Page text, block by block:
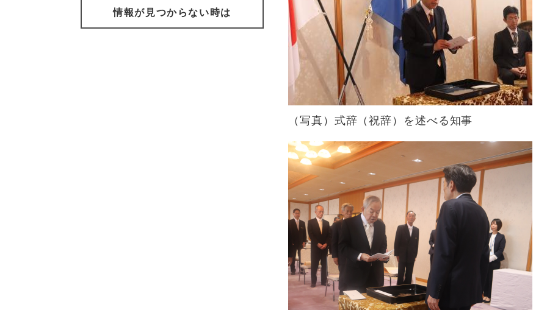
（写真）式辞（祝辞）を述べる知事
情報が見つからない時は